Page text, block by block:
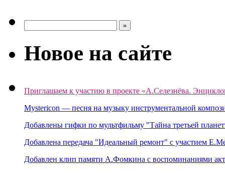
Новое на сайте
Приглашаем к участию в проекте «А.Селезнёва.
Mystericon — песня на музыку инструментальной
Добавлены гифки по мультфильму "Тайна третьей
Добавлена передача "Идеальный ремонт" с участием
Добавлен клип памяти А.Фомкина с воспоминаниями